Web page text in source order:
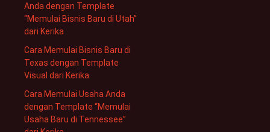
Anda dengan Template
“Memulai Bisnis Baru di Utah”
dari Kerika
Cara Memulai Bisnis Baru di
Texas dengan Template
Visual dari Kerika
Cara Memulai Usaha Anda
dengan Template “Memulai
Usaha Baru di Tennessee”